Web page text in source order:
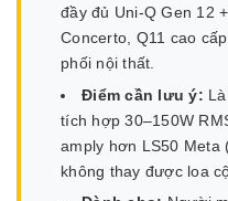
đầy đủ Uni-Q Gen 12
Concerto, Q11 cao
phối nội thất.
Điểm cần lưu ý:
tích hợp 30–150W
amply hơn LS50 Meta
không thay được loa